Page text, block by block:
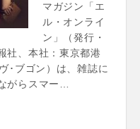
マガジン「エ
ル・オンライ
ン」（発行・
社、本社：東京都港
･ブゴン）は、雑誌に
がらスマー…